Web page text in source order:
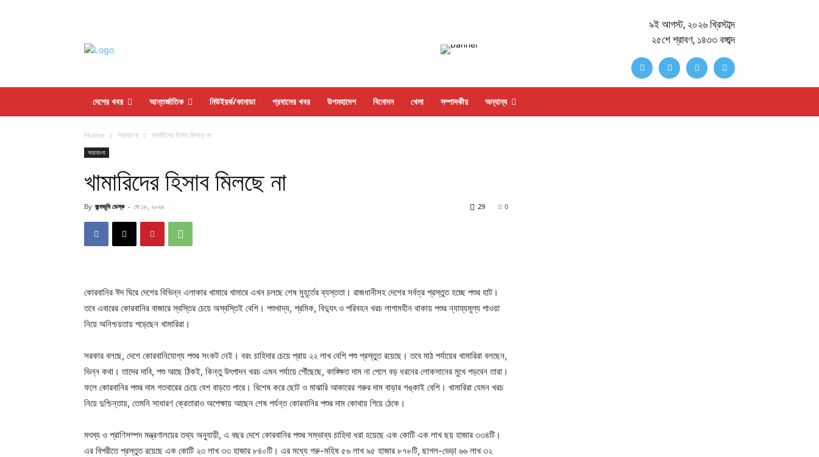
৯ই আগস্ট, ২০২৬ খ্রিস্টাব্দ
২৫শে শ্রাবণ, ১৪৩৩ বঙ্গাব্দ
দেশের খবর আন্তর্জাতিক নিউইয়র্ক/কানাডা প্রবাসের খবর উপমহাদেশ বিনোদন খেলা সম্পাদকীয় অন্যান্য
Home সারাবাংলা খামারিদের হিসাব মিলছে না
সারাবাংলা
খামারিদের হিসাব মিলছে না
By জন্মভূমি ডেস্ক - মে ১৮, ২০২৬ 0
29
কোরবানির ঈদ ঘিরে দেশের বিভিন্ন এলাকার খামারে খামারে এখন চলছে শেষ মুহূর্তের ব্যস্ততা। রাজধানীসহ দেশের সর্বত্র প্রস্তুত হচ্ছে পশুর হাট।
তবে এবারের কোরবানির বাজারে স্বস্তির চেয়ে অস্বস্তিই বেশি। পশুখাদ্য, শ্রমিক, বিদ্যুৎ ও পরিবহন খরচ লাগামহীন থাকায় পশুর ন্যায্যমূল্য পাওয়া
নিয়ে অনিশ্চয়তায় পড়েছেন খামারিরা।
সরকার বলছে, দেশে কোরবানিযোগ্য পশুর সংকট নেই। বরং চাহিদার চেয়ে প্রায় ২২ লাখ বেশি পশু প্রস্তুত রয়েছে। তবে মাঠ পর্যায়ের খামারিরা বলছেন,
ভিন্ন কথা। তাদের দাবি, পশু আছে ঠিকই, কিন্তু উৎপাদন খরচ এমন পর্যায়ে পৌঁছেছে, কাঙ্ক্ষিত দাম না পেলে বড় ধরনের লোকসানের মুখে পড়বেন তারা।
ফলে কোরবানির পশুর দাম গতবারের চেয়ে বেশ বাড়তে পারে। বিশেষ করে ছোট ও মাঝারি আকারের গরুর দাম বাড়ার শঙ্কাই বেশি। খামারিরা যেমন খরচ
নিয়ে দুশ্চিন্তায়, তেমনি সাধারণ ক্রেতারাও অপেক্ষায় আছেন শেষ পর্যন্ত কোরবানির পশুর দাম কোথায় গিয়ে ঠেকে।
মৎস্য ও প্রাণিসম্পদ মন্ত্রণালয়ের তথ্য অনুযায়ী, এ বছর দেশে কোরবানির পশুর সম্ভাব্য চাহিদা ধরা হয়েছে এক কোটি এক লাখ ছয় হাজার ৩৩৪টি।
এর বিপরীতে প্রস্তুত রয়েছে এক কোটি ২৩ লাখ ৩৩ হাজার ৮৪০টি। এর মধ্যে গরু-মহিষ ৫৬ লাখ ৯৫ হাজার ৮৭৮টি, ছাগল-ভেড়া ৬৬ লাখ ৩২